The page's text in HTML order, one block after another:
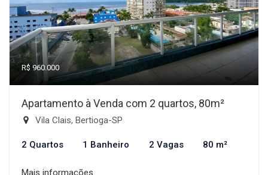
R$ 960.000
Apartamento à Venda com 2 quartos, 80m²
Vila Clais, Bertioga-SP
2 Quartos 1 Banheiro 2 Vagas 80 m²
Mais informações